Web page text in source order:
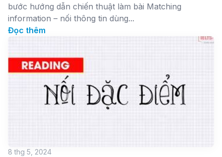
bước hướng dẫn chiến thuật làm bài Matching
information – nối thông tin dùng...
Đọc thêm
8 thg 5, 2024